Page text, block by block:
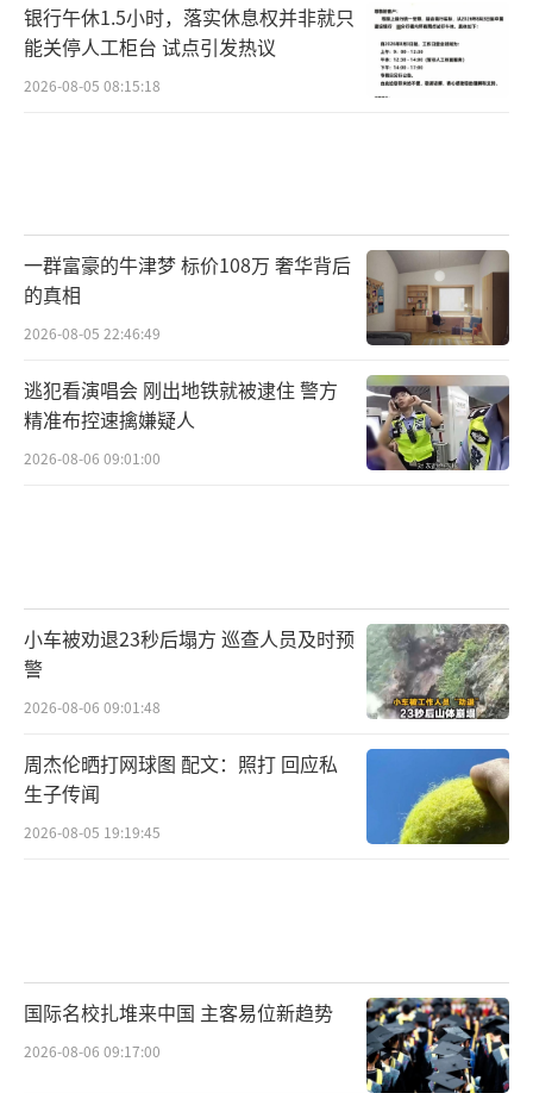
银行午休1.5小时，落实休息权并非就只
能关停人工柜台 试点引发热议
2026-08-05 08:15:18
一群富豪的牛津梦 标价108万 奢华背后
的真相
2026-08-05 22:46:49
逃犯看演唱会 刚出地铁就被逮住 警方
精准布控速擒嫌疑人
2026-08-06 09:01:00
小车被劝退23秒后塌方 巡查人员及时预
警
2026-08-06 09:01:48
周杰伦晒打网球图 配文：照打 回应私
生子传闻
2026-08-05 19:19:45
国际名校扎堆来中国 主客易位新趋势
2026-08-06 09:17:00